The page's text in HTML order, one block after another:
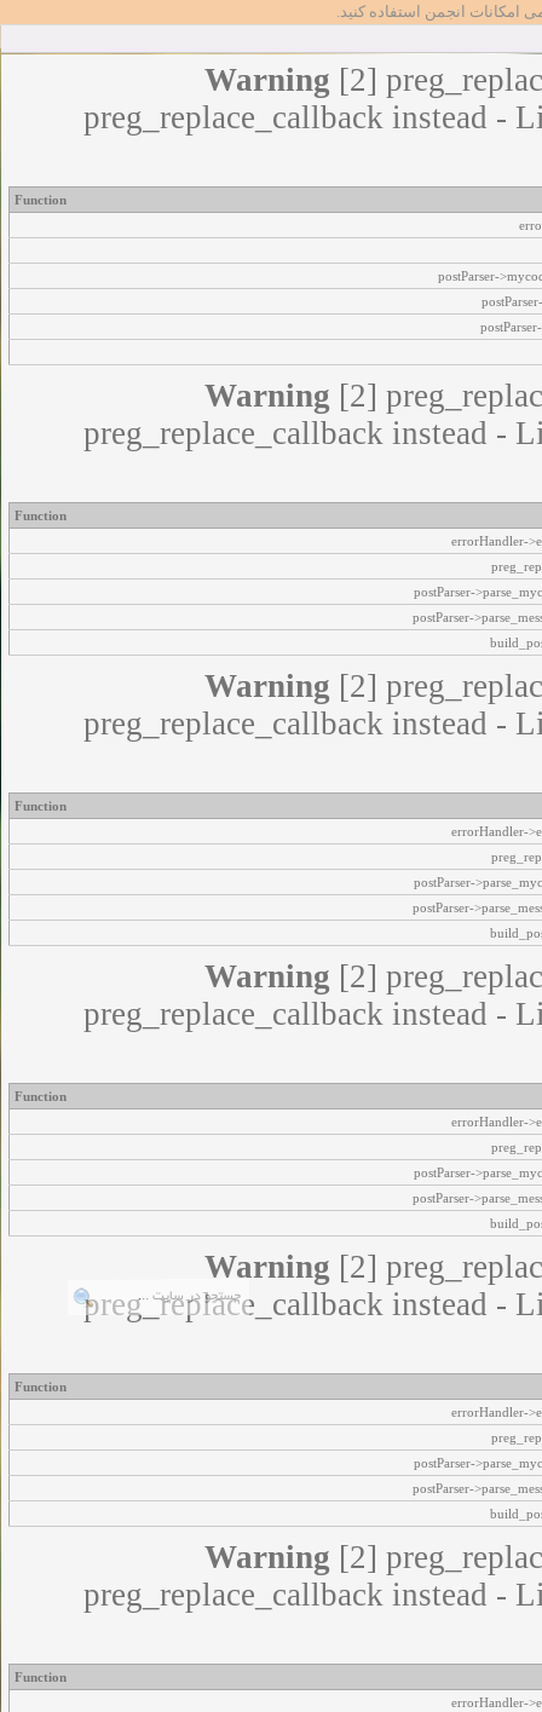
امکانات انجمن استفاده کنید.
Warning [2]
preg_replace_callback instead -
Function
postParser-
Warning [2]
preg_replace_callback instead -
Function
errorHandler-
postParser-
postParser-
Warning [2]
preg_replace_callback instead -
Function
errorHandler-
postParser-
postParser-
Warning [2]
preg_replace_callback instead -
Function
errorHandler-
postParser-
postParser-
Warning [2]
preg_replace_callback instead -
Function
errorHandler-
postParser-
postParser-
Warning [2]
preg_replace_callback instead -
Function
errorHandler-